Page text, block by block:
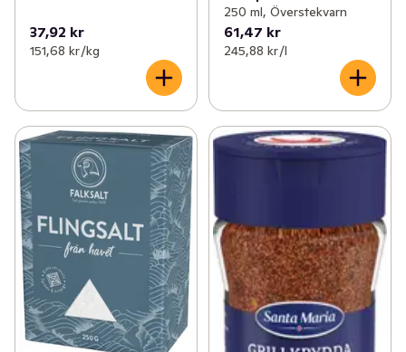
37,92 kr
151,68 kr /kg
250 ml, Överstekvarn
61,47 kr
245,88 kr /l